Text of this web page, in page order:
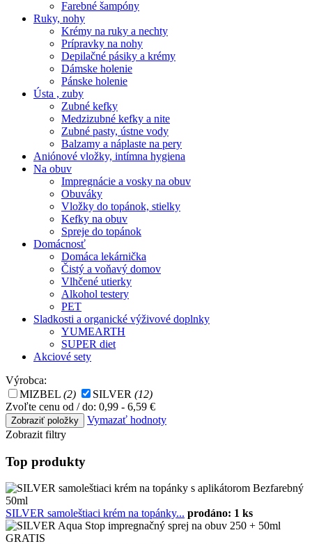
Farebné šampóny
Ruky, nohy
Krémy na ruky a nechty
Prípravky na nohy
Depilačné pásiky a krémy
Dámske holenie
Pánske holenie
Ústa , zuby
Zubné kefky
Medzizubné kefky a nite
Zubné pasty, ústne vody
Balzamy a náplaste na pery
Aniónové vložky, intímna hygiena
Na obuv
Impregnácie a vosky na obuv
Obuváky
Vložky do topánok, stielky
Kefky na obuv
Spreje do topánok
Domácnosť
Domáca lekárnička
Čistý a voňavý domov
Vlhčené utierky
Alkohol testery
PET
Sladkosti a organické výživové doplnky
YUMEARTH
SUPER diet
Akciové sety
Výrobca:
MIZBEL (2) SILVER (12)
Zvoľte cenu od / do: 0,99 - 6,59 €
Vymazať hodnoty
Zobrazit filtry
Top produkty
SILVER samoleštiaci krém na topánky... prodáno: 1 ks